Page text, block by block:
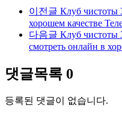
이전글 Клуб чистоты
хорошем качестве
다음글 Клуб чистоты
смотреть онлайн в
댓글목록 0
등록된 댓글이 없습니다.